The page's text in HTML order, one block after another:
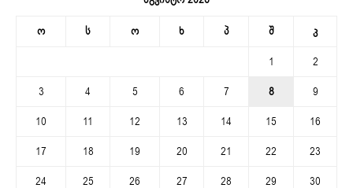
ო ს ო ხ პ შ კ
1
2
3
4 5 6 7 8
9
10
11 12 13 14 15
16
17
18 19 20 21 22
23
24
25 26 27 28 29
30